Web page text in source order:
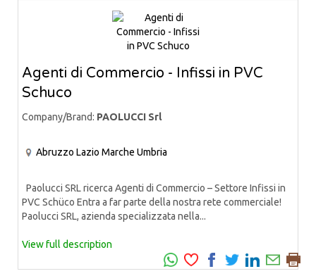
Agenti di Commercio - Infissi in PVC
Schuco
Company/Brand: PAOLUCCI Srl
Abruzzo Lazio Marche Umbria
Paolucci SRL ricerca Agenti di Commercio – Settore Infissi in
PVC Schüco Entra a far parte della nostra rete commerciale!
Paolucci SRL, azienda specializzata nella...
View full description